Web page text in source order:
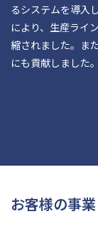
るシステムを導入
により、生産ライ
縮されました。ま
にも貢献しました。
お客様の事